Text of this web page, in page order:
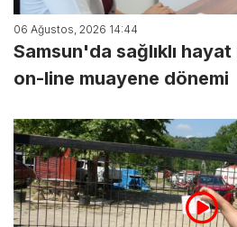
06 Ağustos, 2026 14:44
Samsun'da sağlıklı
on-line muayene dönemi